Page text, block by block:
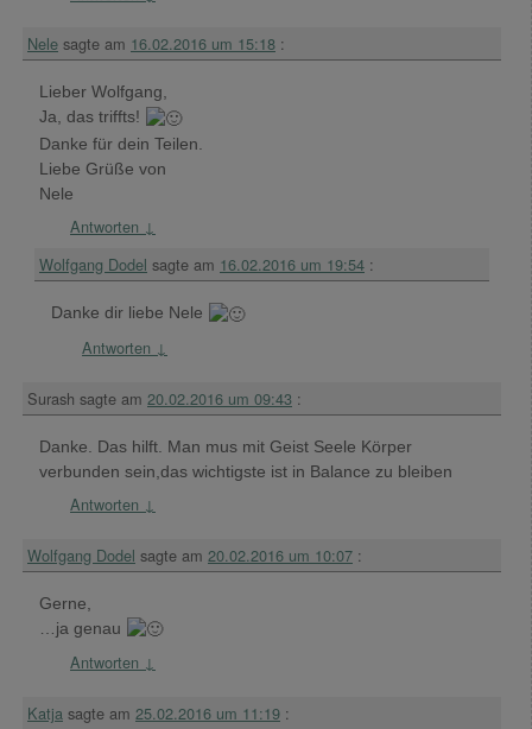
Nele sagte am 16.02.2016 um 15:18 :
Lieber Wolfgang,
Ja, das triffts!
Danke für dein Teilen.
Liebe Grüße von
Nele
Antworten ↓
Wolfgang Dodel sagte am 16.02.2016 um 19:54 :
Danke dir liebe Nele
Antworten ↓
Surash sagte am 20.02.2016 um 09:43 :
Danke. Das hilft. Man mus mit Geist Seele Körper
verbunden sein,das wichtigste ist in Balance zu bleiben
Antworten ↓
Wolfgang Dodel sagte am 20.02.2016 um 10:07 :
Gerne,
…ja genau
Antworten ↓
Katja sagte am 25.02.2016 um 11:19 :